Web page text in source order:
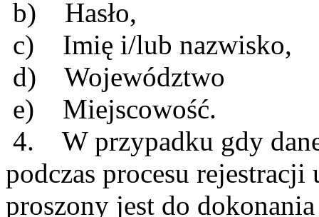
b) Hasło,
c) Imię i/lub nazwisko,
d) Województwo
e) Miejscowość.
4. W przypadku gdy
podczas procesu
proszony jest do